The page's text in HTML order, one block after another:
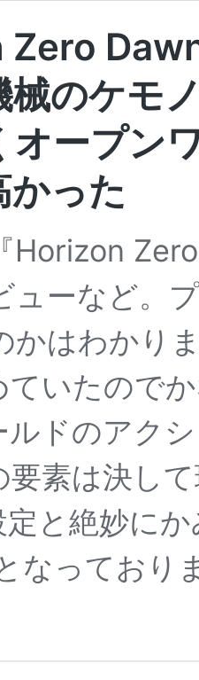
Zero
械のケモ
オープン
かった
『Horizon
ューなど。
かはわかり
ていたので
ドのアク
要素は決し
定と絶妙に
なっており